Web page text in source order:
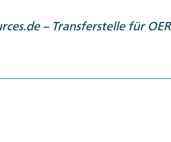
– Transferstelle für OER